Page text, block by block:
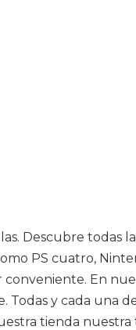
Descubre todas
PS cuatro,
En
y cada una
tienda